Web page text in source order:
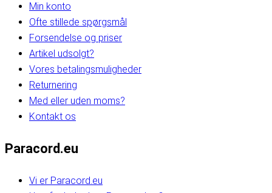
Min konto
Ofte stillede spørgsmål
Forsendelse og priser
Artikel udsolgt?
Vores betalingsmuligheder
Returnering
Med eller uden moms?
Kontakt os
Paracord.eu
Vi er Paracord.eu